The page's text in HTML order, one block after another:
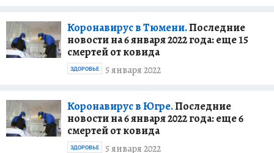
Коронавирус в Тюмени.Последние
новости на 6 января 2022 года: еще 15
смертей от ковида
5 января 2022
ЗДОРОВЬЕ
Коронавирус в Югре.Последние
новости на 6 января 2022 года: еще 6
смертей от ковида
5 января 2022
ЗДОРОВЬЕ